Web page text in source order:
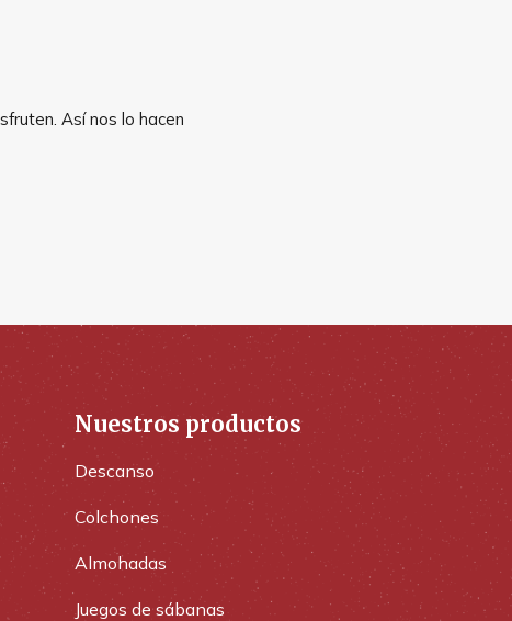
Así nos lo hacen
Nuestros productos
Descanso
Colchones
Almohadas
Juegos de sábanas